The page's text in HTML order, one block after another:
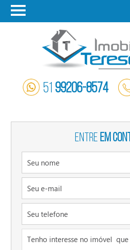
5199206-8574
ENTRE EM